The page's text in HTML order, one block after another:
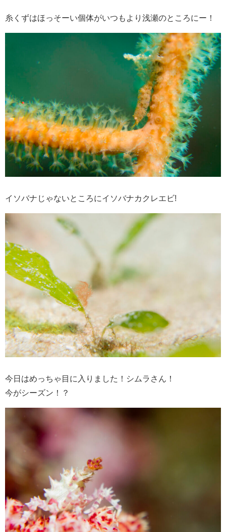
糸くずはほっそーい個体がいつもより浅瀬のところにー！
イソバナじゃないところにイソバナカクレエビ!
今日はめっちゃ目に入りました！シムラさん！
今がシーズン！？